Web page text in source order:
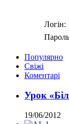
Логін:
Популярно
Свіжі
Коментарі
Урок
19/06/2012